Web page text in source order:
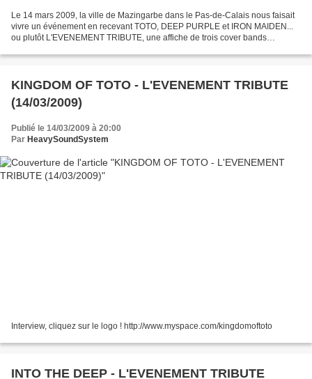
Le 14 mars 2009, la ville de Mazingarbe dans le Pas-de-Calais nous faisait
vivre un événement en recevant TOTO, DEEP PURPLE et IRON MAIDEN...
ou plutôt L'EVENEMENT TRIBUTE, une affiche de trois cover bands
KINGDOM OF TOTO - L'EVENEMENT TRIBUTE
(14/03/2009)
Publié le 14/03/2009 à 20:00
Par HeavySoundSystem
Interview, cliquez sur le logo ! http://www.myspace.com/kingdomoftoto
INTO THE DEEP - L'EVENEMENT TRIBUTE